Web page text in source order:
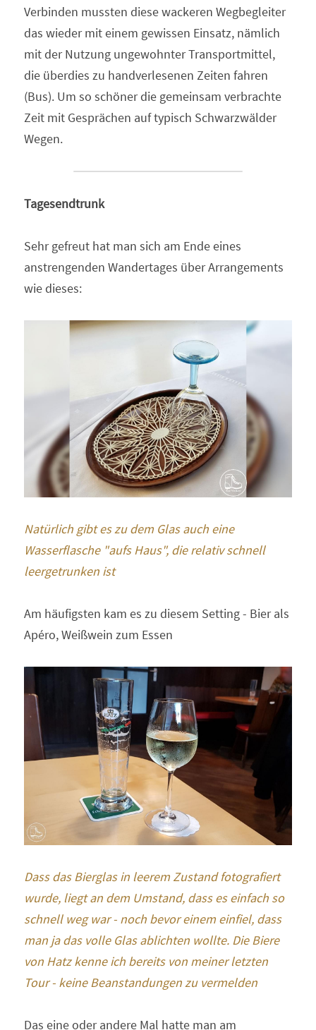
Verbinden mussten diese wackeren Wegbegleiter
das wieder mit einem gewissen Einsatz, nämlich
mit der Nutzung ungewohnter Transportmittel,
die überdies zu handverlesenen Zeiten fahren
(Bus). Um so schöner die gemeinsam verbrachte
Zeit mit Gesprächen auf typisch Schwarzwälder
Wegen.
Tagesendtrunk
Sehr gefreut hat man sich am Ende eines
anstrengenden Wandertages über Arrangements
wie dieses:
Natürlich gibt es zu dem Glas auch eine
Wasserflasche "aufs Haus", die relativ schnell
leergetrunken ist
Am häufigsten kam es zu diesem Setting - Bier als
Apéro, Weißwein zum Essen
Dass das Bierglas in leerem Zustand fotografiert
wurde, liegt an dem Umstand, dass es einfach so
schnell weg war - noch bevor einem einfiel, dass
man ja das volle Glas ablichten wollte. Die Biere
von Hatz kenne ich bereits von meiner letzten
Tour - keine Beanstandungen zu vermelden
Das eine oder andere Mal hatte man am